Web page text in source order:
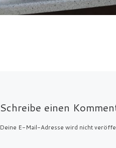
Schreibe einen
Deine E-Mail-Adresse wird nicht